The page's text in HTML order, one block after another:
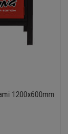
1200x600mm